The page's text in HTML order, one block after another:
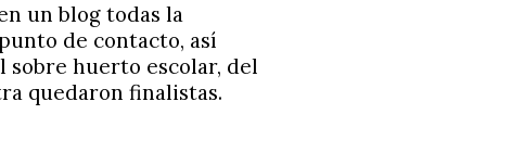
un blog todas la
de contacto, así
sobre huerto escolar, del
quedaron finalistas.